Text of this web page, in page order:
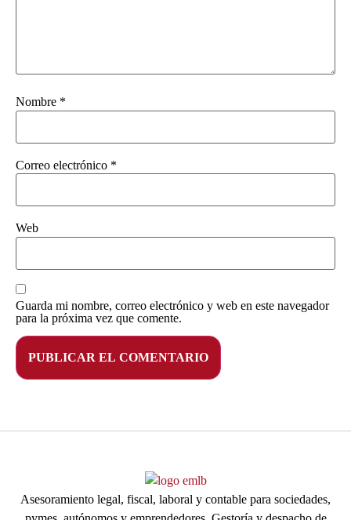
Nombre *
Correo electrónico *
Web
Guarda mi nombre, correo electrónico y web en este navegador
para la próxima vez que comente.
Asesoramiento legal, fiscal, laboral y contable para sociedades,